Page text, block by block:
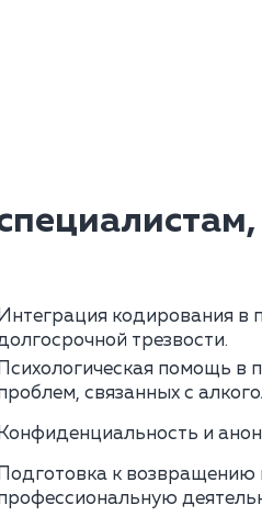
Интеграция кодирования в
трезвости.
Психологическая помощь в
связанных с
Конфиденциальность и
Подготовка к возвращению